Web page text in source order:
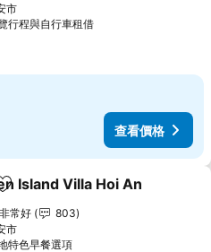
市
行程與自行車租借查看價格
查看價格
加入我的最愛
Island Villa Hoi An
非常好
803
市
特色早餐選項